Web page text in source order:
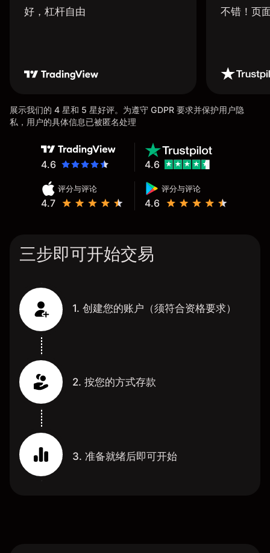
好，杠杆自由 不错！页
展示我们的 4 星和 5 星好评。为遵守 GDPR 要求并保护用户隐
私，用户的具体信息已被匿名处理
4.6
评分与评论
4.7
评分与评论
4.6
4.6
三步即可开始交易
1. 创建您的账户（须符合资格要求）
2. 按您的方式存款
3. 准备就绪后即可开始